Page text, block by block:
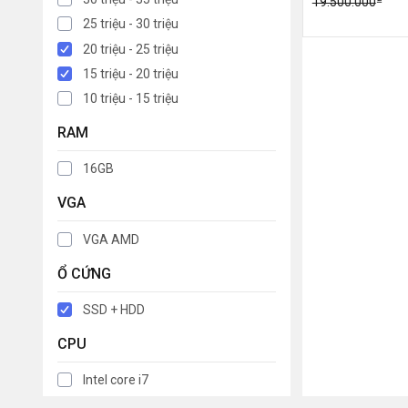
25 triệu - 30 triệu
20 triệu - 25 triệu
15 triệu - 20 triệu
10 triệu - 15 triệu
RAM
16GB
VGA
VGA AMD
Ổ CỨNG
SSD + HDD
CPU
Intel core i7